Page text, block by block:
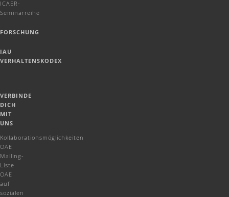
ICAER-
Seminarreihe
FORSCHUNG
IAU
VERHALTENSKODEX
VERBINDE
DICH
MIT
UNS
Kollaborationsmöglichkeiten
OAE
Mailing-
Liste
OAE
auf
sozialen